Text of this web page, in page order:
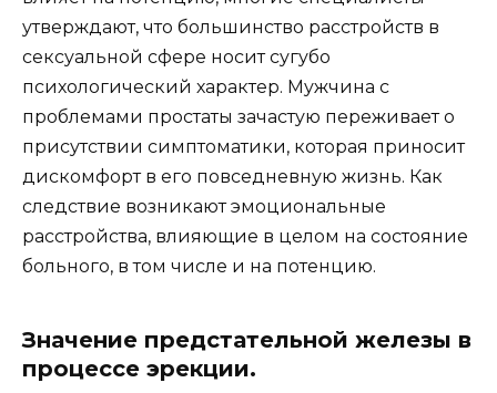
утверждают, что большинство расстройств в
сексуальной сфере носит сугубо
психологический характер. Мужчина с
проблемами простаты зачастую переживает о
присутствии симптоматики, которая приносит
дискомфорт в его повседневную жизнь. Как
следствие возникают эмоциональные
расстройства, влияющие в целом на состояние
больного, в том числе и на потенцию.
Значение предстательной железы в
процессе эрекции.